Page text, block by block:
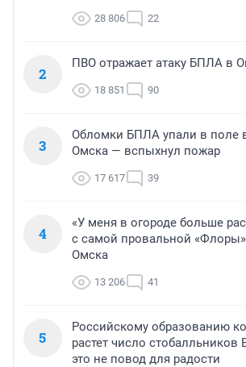
28 806 22
2
ПВО отражает атаку БПЛА в
18 851 90
3
Обломки БПЛА упали в поле
Омска — вспыхнул пожар
17 617 39
4
«У меня в огороде больше
с самой провальной
Омска
13 206 41
5
Российскому образованию
растет число
это не повод для радости